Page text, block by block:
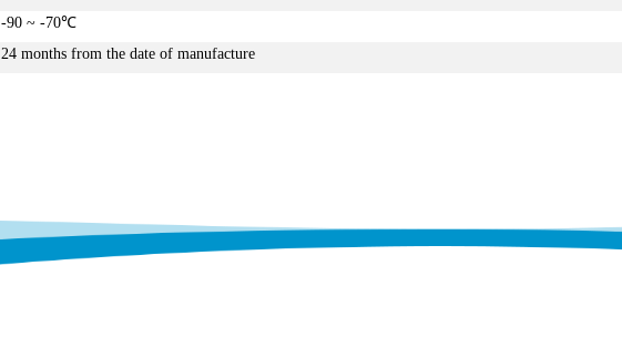
-90 ~ -70℃
24 months from the date of manufacture